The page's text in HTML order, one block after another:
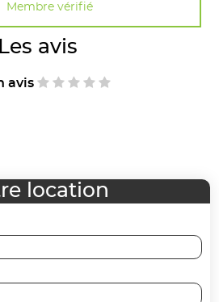
Membre vérifié
Les avis
avis
location